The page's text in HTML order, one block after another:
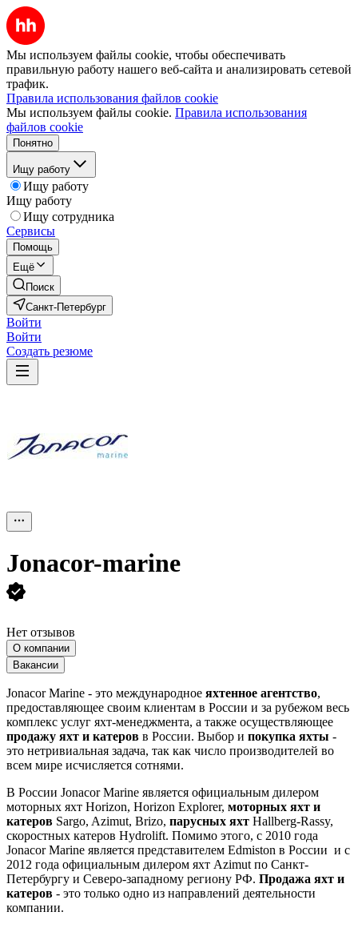
Мы используем файлы cookie, чтобы обеспечивать
правильную работу нашего веб-сайта и анализировать сетевой
трафик.
Правила использования файлов cookie
Мы используем файлы cookie. Правила использования
файлов cookie
Понятно
Ищу работу
Ищу работу
Ищу работу
Ищу сотрудника
Сервисы
Помощь
Ещё
Поиск
Санкт-Петербург
Войти
Войти
Создать резюме
Jonacor-marine
Нет отзывов
О компании
Вакансии
Jonacor Marine - это международное яхтенное агентство,
предоставляющее своим клиентам в России и за рубежом весь
комплекс услуг яхт-менеджмента, а также осуществляющее
продажу яхт и катеров в России. Выбор и покупка яхты -
это нетривиальная задача, так как число производителей во
всем мире исчисляется сотнями.
В России Jonacor Marine является официальным дилером
моторных яхт Horizon, Horizon Explorer, моторных яхт и
катеров Sargo, Azimut, Brizo, парусных яхт Hallberg-Rassy,
скоростных катеров Hydrolift. Помимо этого, с 2010 года
Jonacor Marine является представителем Edmiston в России и с
2012 года официальным дилером яхт Azimut по Санкт-
Петербургу и Северо-западному региону РФ. Продажа яхт и
катеров - это только одно из направлений деятельности
компании.